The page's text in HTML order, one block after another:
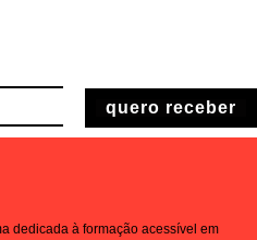
quero receber
dedicada à formação acessível em